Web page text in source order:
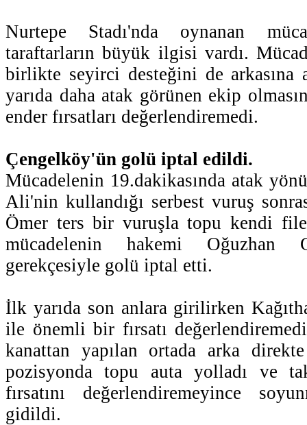
Nurtepe Stadı'nda oynanan
taraftarların büyük ilgisi vardı.
birlikte seyirci desteğini de arkasına
yarıda daha atak görünen ekip
ender fırsatları değerlendiremedi.
Çengelköy'ün golü iptal edildi.
Mücadelenin 19.dakikasında atak
Ali'nin kullandığı serbest vuruş
Ömer ters bir vuruşla topu kendi
mücadelenin hakemi Oğuzhan
gerekçesiyle golü iptal etti.
İlk yarıda son anlara girilirken
ile önemli bir fırsatı
kanattan yapılan ortada arka
pozisyonda topu auta yolladı ve
fırsatını değerlendiremeyince
gidildi.